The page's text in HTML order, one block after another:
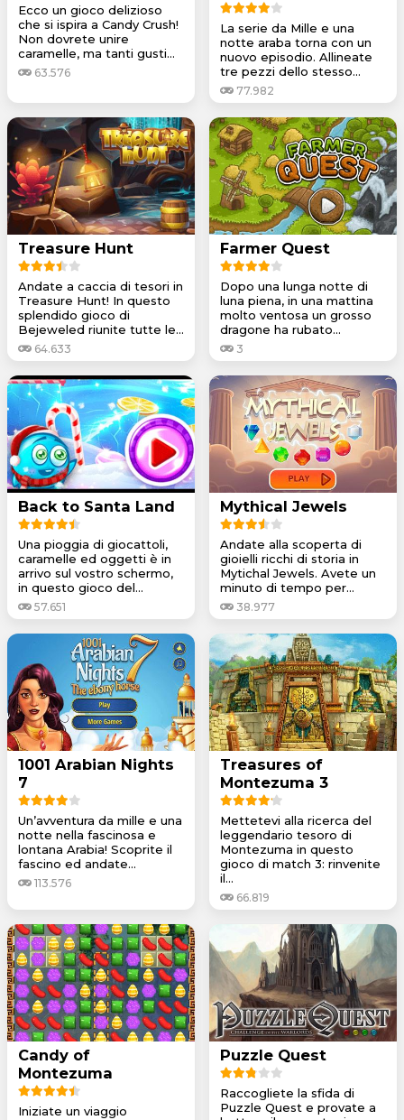
Ecco un gioco delizioso
che si ispira a Candy Crush!
Non dovrete unire
caramelle, ma tanti gusti...
63.576
La serie da Mille e una
notte araba torna con un
nuovo episodio. Allineate
tre pezzi dello stesso...
77.982
Treasure Hunt
Andate a caccia di tesori in
Treasure Hunt! In questo
splendido gioco di
Bejeweled riunite tutte le...
64.633
Farmer Quest
Dopo una lunga notte di
luna piena, in una mattina
molto ventosa un grosso
dragone ha rubato...
3
Back to Santa Land
Una pioggia di giocattoli,
caramelle ed oggetti è in
arrivo sul vostro schermo,
in questo gioco del...
57.651
Mythical Jewels
Andate alla scoperta di
gioielli ricchi di storia in
Mytichal Jewels. Avete un
minuto di tempo per...
38.977
1001 Arabian Nights
7
Un’avventura da mille e una
notte nella fascinosa e
lontana Arabia! Scoprite il
fascino ed andate...
113.576
Treasures of
Montezuma 3
Mettetevi alla ricerca del
leggendario tesoro di
Montezuma in questo
gioco di match 3: rinvenite
il...
66.819
Candy of
Montezuma
Iniziate un viaggio
Puzzle Quest
Raccogliete la sfida di
Puzzle Quest e provate a